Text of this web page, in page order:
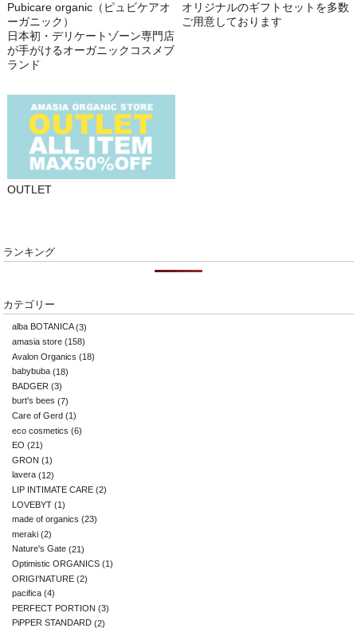
Pubicare organic（ピュビケアオ
ーガニック）
日本初・デリケートゾーン専門店
が手がけるオーガニックコスメブ
ランド
オリジナルのギフトセットを多数
ご用意しております
OUTLET
ランキング
カテゴリー
alba BOTANICA(3)
amasia store (158)
Avalon Organics (18)
babybuba (18)
BADGER (3)
burt's bees (7)
Care of Gerd (1)
eco cosmetics (6)
EO (21)
GRON (1)
lavera (12)
LIP INTIMATE CARE (2)
LOVEBYT (1)
made of organics (23)
meraki (2)
Nature's Gate (21)
Optimistic ORGANICS (1)
ORIGI'NATURE (2)
pacifica (4)
PERFECT PORTION (3)
PiPPER STANDARD (2)